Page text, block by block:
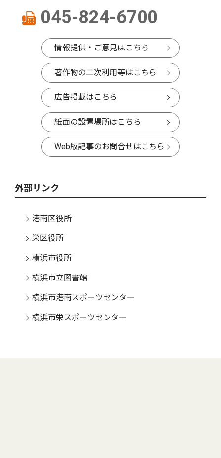
045-824-6700
情報提供・ご意見はこちら
著作物の二次利用等はこちら
広告掲載はこちら
紙面の設置場所はこちら
Web版記事のお問合せはこちら
外部リンク
港南区役所
栄区役所
横浜市役所
横浜市立図書館
横浜市港南スポーツセンター
横浜市栄スポーツセンター